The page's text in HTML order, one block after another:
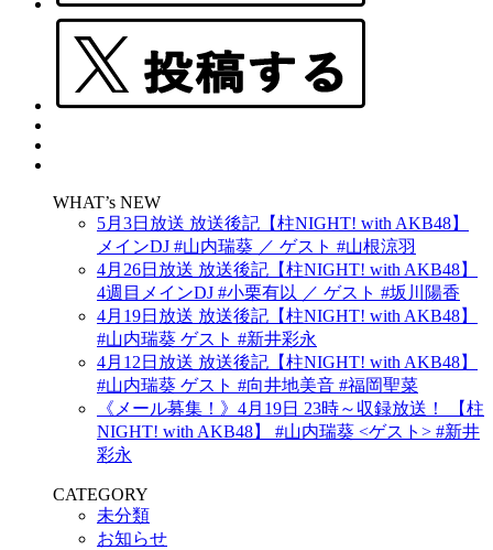
WHAT’s NEW
5月3日放送 放送後記【柱NIGHT! with AKB48】
メインDJ #山内瑞葵 ／ ゲスト #山根涼羽
4月26日放送 放送後記【柱NIGHT! with AKB48】
4週目メインDJ #小栗有以 ／ ゲスト #坂川陽香
4月19日放送 放送後記【柱NIGHT! with AKB48】
#山内瑞葵 ゲスト #新井彩永
4月12日放送 放送後記【柱NIGHT! with AKB48】
#山内瑞葵 ゲスト #向井地美音 #福岡聖菜
《メール募集！》4月19日 23時～収録放送！ 【柱
NIGHT! with AKB48】 #山内瑞葵 <ゲスト> #新井
彩永
CATEGORY
未分類
お知らせ